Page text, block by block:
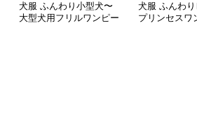
犬服 ふんわり小型犬〜
大型犬用フリルワンピー
犬服 ふんわ
プリンセスワ